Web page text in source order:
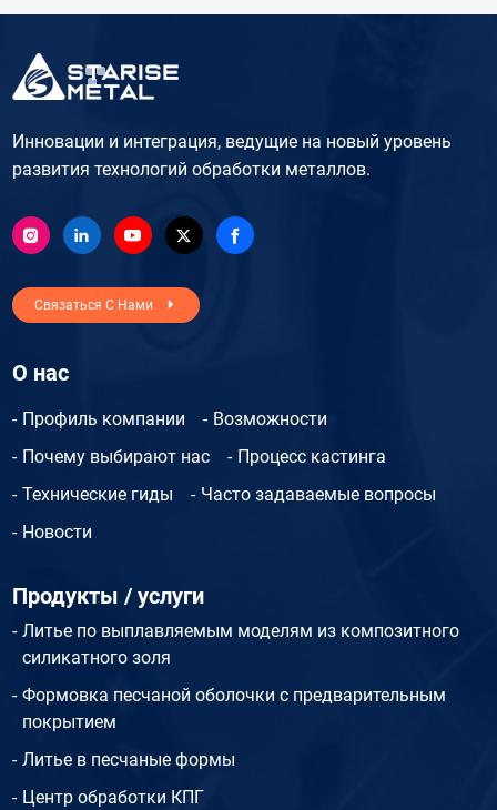
Инновации и интеграция, ведущие на новый уровень
развития технологий обработки металлов.
Связаться С Нами
О нас
Профиль компании
Возможности
Почему выбирают нас
Процесс кастинга
Технические гиды
Часто задаваемые вопросы
Новости
Продукты / услуги
Литье по выплавляемым моделям из композитного
силикатного золя
Формовка песчаной оболочки с предварительным
покрытием
Литье в песчаные формы
Центр обработки КПГ